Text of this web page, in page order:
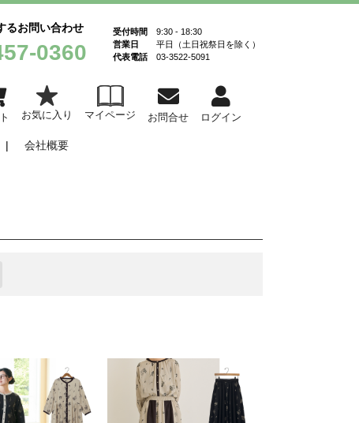
るお問い合わせ
0360
受付時間 9:30 - 18:30
営業日 平日（土日祝祭日を除く）
代表電話 03-3522-5091
お気に入り マイページ お問合せ ログイン
会社概要